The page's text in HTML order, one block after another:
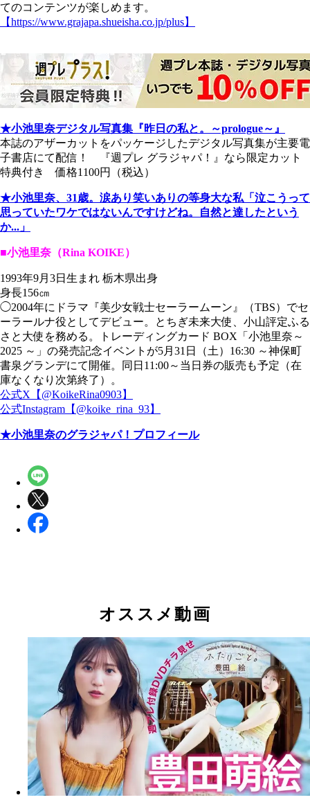
てのコンテンツが楽しめます。
【https://www.grajapa.shueisha.co.jp/plus】
★小池里奈デジタル写真集『昨日の私と。～prologue～』
本誌のアザーカットをパッケージしたデジタル写真集が主要電
子書店にて配信！ 『週プレ グラジャパ！』なら限定カット
特典付き 価格1100円（税込）
★小池里奈、31歳。涙あり笑いありの等身大な私「泣こうって
思っていたワケではないんですけどね。自然と達したという
か...」
■小池里奈（Rina KOIKE）
1993年9月3日生まれ 栃木県出身
身長156㎝
◯2004年にドラマ『美少女戦士セーラームーン』（TBS）でセ
ーラールナ役としてデビュー。とちぎ未来大使、小山評定ふる
さと大使を務める。トレーディングカード BOX「小池里奈～
2025 ～」の発売記念イベントが5月31日（土）16:30 ～神保町
書泉グランデにて開催。同日11:00～当日券の販売も予定（在
庫なくなり次第終了）。
公式X【@KoikeRina0903】
公式Instagram【@koike_rina_93】
★小池里奈のグラジャパ！プロフィール
オススメ動画